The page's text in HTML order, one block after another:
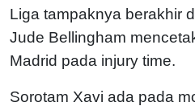
Liga tampaknya berakhir
Jude Bellingham
Madrid pada injury time.
Sorotam Xavi ada pada